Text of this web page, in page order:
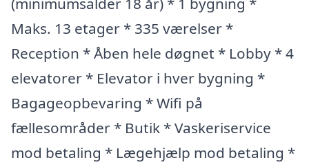
Maks. 13 etager * 335 værelser *
Reception * Åben hele døgnet * Lobby * 4
elevatorer * Elevator i hver bygning *
Bagageopbevaring * Wifi på
fællesområder * Butik * Vaskeriservice
mod betaling * Lægehjælp mod betaling *